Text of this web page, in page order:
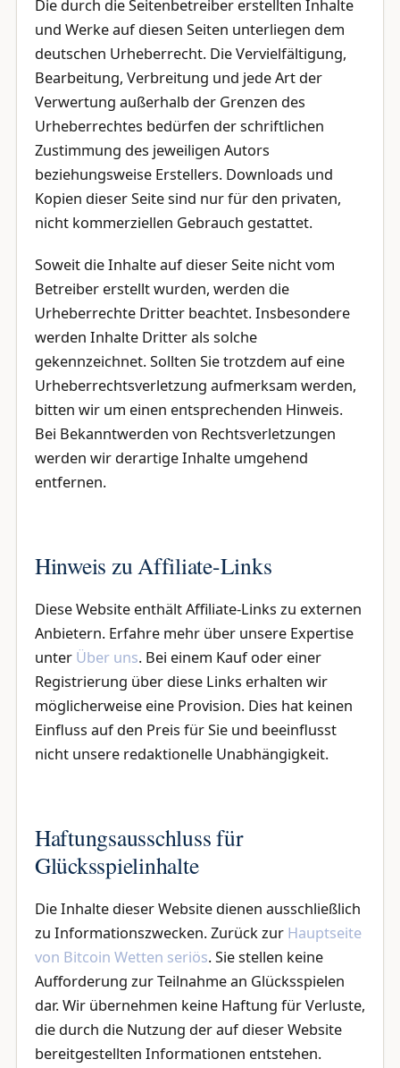
Die durch die Seitenbetreiber erstellten Inhalte
und Werke auf diesen Seiten unterliegen dem
deutschen Urheberrecht. Die Vervielfältigung,
Bearbeitung, Verbreitung und jede Art der
Verwertung außerhalb der Grenzen des
Urheberrechtes bedürfen der schriftlichen
Zustimmung des jeweiligen Autors
beziehungsweise Erstellers. Downloads und
Kopien dieser Seite sind nur für den privaten,
nicht kommerziellen Gebrauch gestattet.
Soweit die Inhalte auf dieser Seite nicht vom
Betreiber erstellt wurden, werden die
Urheberrechte Dritter beachtet. Insbesondere
werden Inhalte Dritter als solche
gekennzeichnet. Sollten Sie trotzdem auf eine
Urheberrechtsverletzung aufmerksam werden,
bitten wir um einen entsprechenden Hinweis.
Bei Bekanntwerden von Rechtsverletzungen
werden wir derartige Inhalte umgehend
entfernen.
Hinweis zu Affiliate-Links
Diese Website enthält Affiliate-Links zu externen
Anbietern. Erfahre mehr über unsere Expertise
unter Über uns. Bei einem Kauf oder einer
Registrierung über diese Links erhalten wir
möglicherweise eine Provision. Dies hat keinen
Einfluss auf den Preis für Sie und beeinflusst
nicht unsere redaktionelle Unabhängigkeit.
Haftungsausschluss für
Glücksspielinhalte
Die Inhalte dieser Website dienen ausschließlich
zu Informationszwecken. Zurück zur Hauptseite
von Bitcoin Wetten seriös. Sie stellen keine
Aufforderung zur Teilnahme an Glücksspielen
dar. Wir übernehmen keine Haftung für Verluste,
die durch die Nutzung der auf dieser Website
bereitgestellten Informationen entstehen.